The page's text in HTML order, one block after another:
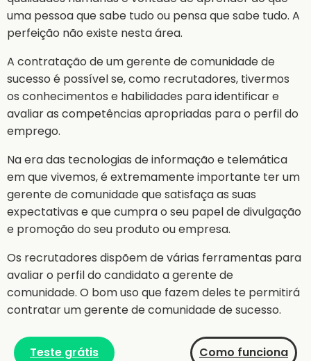
uma pessoa que sabe tudo ou pensa que sabe tudo. A
perfeição não existe nesta área.
A contratação de um gerente de comunidade de
sucesso é possível se, como recrutadores, tivermos
os conhecimentos e habilidades para identificar e
avaliar as competências apropriadas para o perfil do
emprego.
Na era das tecnologias de informação e telemática
em que vivemos, é extremamente importante ter um
gerente de comunidade que satisfaça as suas
expectativas e que cumpra o seu papel de divulgação
e promoção do seu produto ou empresa.
Os recrutadores dispõem de várias ferramentas para
avaliar o perfil do candidato a gerente de
comunidade. O bom uso que fazem deles te permitirá
contratar um gerente de comunidade de sucesso.
Teste grátis Como funciona